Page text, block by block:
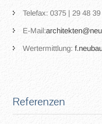
Telefax: 0375 | 29 48 39
E-Mail:
Wertermittlung:
Referenzen